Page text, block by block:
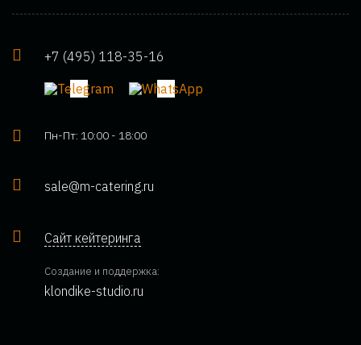
+7 (495) 118-35-16
Пн-Пт: 10:00 - 18:00
sale@m-catering.ru
Сайт кейтеринга
Создание и поддержка:
klondike-studio.ru